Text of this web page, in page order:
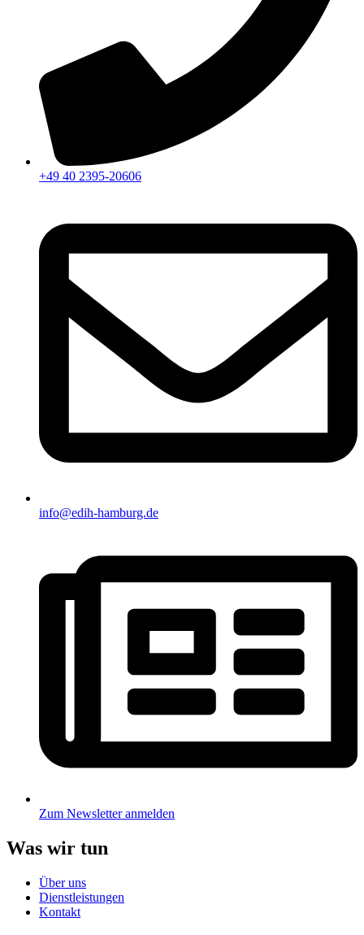
+49 40 2395-20606
info@edih-hamburg.de
Zum Newsletter anmelden
Was wir tun
Über uns
Dienstleistungen
Kontakt